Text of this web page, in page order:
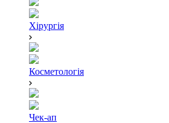
Хірургія
Косметологія
Чек-ап